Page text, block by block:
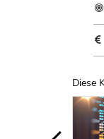
Diese
Uber